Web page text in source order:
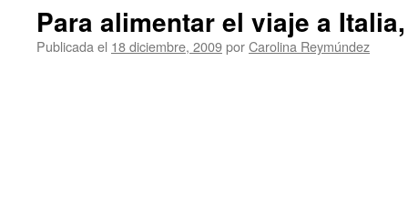
Para alimentar el viaje a
Publicada el 18 diciembre, 2009porCarolina Reymúndez